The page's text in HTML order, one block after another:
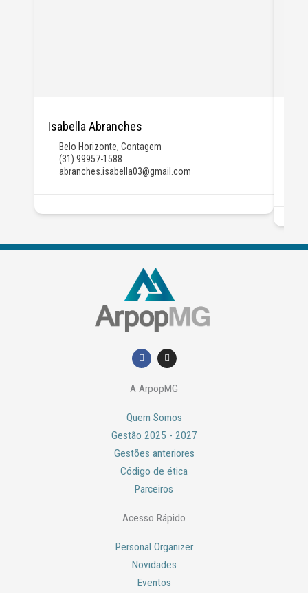
Isabella Abranches
Belo Horizonte,Contagem
(31) 99957-1588
abranches.isabella03@gmail.com
F
a
e
b
k
I
n
t
a
a
A ArpopMG
Quem Somos
Gestão 2025 - 2027
Gestões anteriores
Código de ética
Parceiros
Acesso Rápido
Personal Organizer
Novidades
Eventos